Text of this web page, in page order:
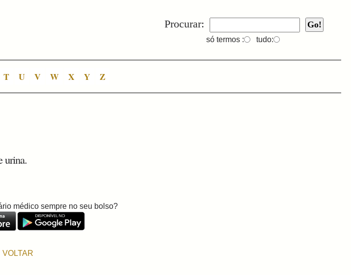
Procurar:
só termos : tudo:
T U V W X Y Z
urina.
médico sempre no seu bolso?
VOLTAR